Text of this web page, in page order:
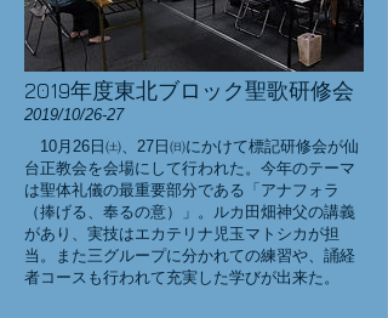
2019年度東北ブロック聖歌研修会
2019/10/26-27
10月26日㈯、27日㈰にかけて標記研修会が仙
台正教会を会場にして行われた。今年のテーマ
は聖体礼儀の最重要部分である「アナフォラ
（捧げる、奉るの意）」。ルカ田畑神父の講義
があり、実技はエカテリナ児玉マトシカが担
当。また三グループに分かれての練習や、誦経
者コースも行われて充実した学びが出来た。